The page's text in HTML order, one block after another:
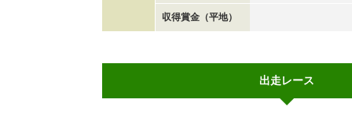
収得賞金（平地）
出走レース